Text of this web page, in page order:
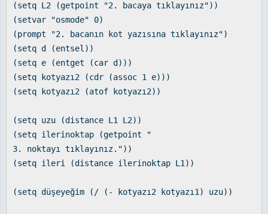
(setq L2 (getpoint "2. bacaya tıklayınız"))
(setvar "osmode" 0)
(prompt "2. bacanın kot yazısına tıklayınız")
(setq d (entsel))
(setq e (entget (car d)))
(setq kotyazı2 (cdr (assoc 1 e)))
(setq kotyazı2 (atof kotyazı2))
(setq uzu (distance L1 L2))
(setq ilerinoktap (getpoint "
3. noktayı tıklayınız."))
(setq ileri (distance ilerinoktap L1))
(setq düşeyeğim (/ (- kotyazı2 kotyazı1) uzu))